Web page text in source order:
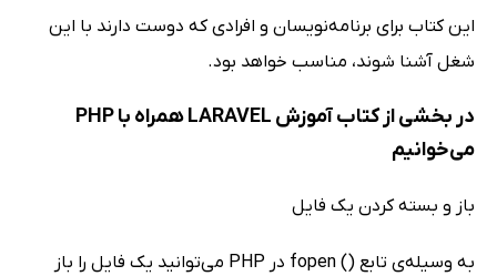
این کتاب برای برنامه‌نویسان و افرادی که دوست دارند با این
شغل آشنا شوند، مناسب خواهد بود.
در بخشی از کتاب آموزش LARAVEL همراه با PHP
می‌خوانیم
باز و بسته کردن یک فایل
به وسیله‌ی تابع () fopen در PHP می‌توانید یک فایل را باز